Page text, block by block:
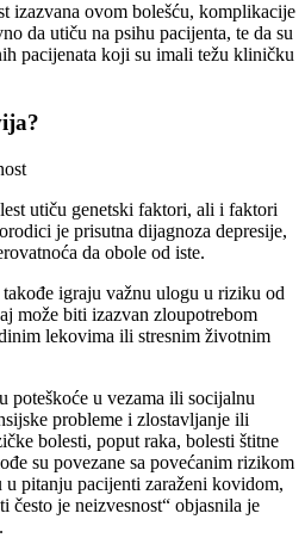
izazvana ovom bolešću, komplikacije
da utiču na psihu pacijenta, te da su
pacijenata koji su imali težu kliničku
utiču genetski faktori, ali i faktori
je prisutna dijagnoza depresije,
da obole od iste.
igraju važnu ulogu u riziku od
može biti izazvan zloupotrebom
lekovima ili stresnim životnim
u vezama ili socijalnu
probleme i zlostavljanje ili
bolesti, poput raka, bolesti štitne
su povezane sa povećanim rizikom
u pitanju pacijenti zaraženi kovidom,
često je neizvesnost“ objasnila je